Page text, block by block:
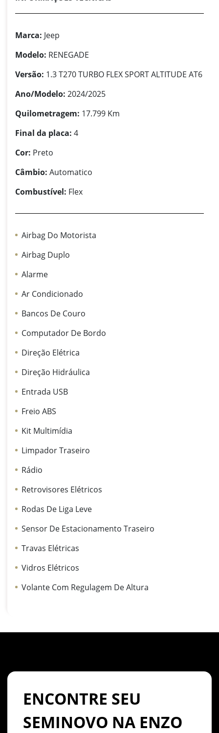
Marca: Jeep
Modelo: RENEGADE
Versão: 1.3 T270 TURBO FLEX SPORT ALTITUDE AT6
Ano/Modelo: 2024/2025
Quilometragem: 17.799 Km
Final da placa: 4
Cor: Preto
Câmbio: Automatico
Combustível: Flex
Airbag Do Motorista
Airbag Duplo
Alarme
Ar Condicionado
Bancos De Couro
Computador De Bordo
Direção Elétrica
Direção Hidráulica
Entrada USB
Freio ABS
Kit Multimídia
Limpador Traseiro
Rádio
Retrovisores Elétricos
Rodas De Liga Leve
Sensor De Estacionamento Traseiro
Travas Elétricas
Vidros Elétricos
Volante Com Regulagem De Altura
ENCONTRE SEU
SEMINOVO NA ENZO